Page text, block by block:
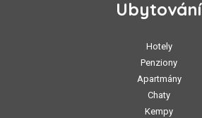
Ubytování
Hotely
Penziony
Apartmány
Chaty
Kempy